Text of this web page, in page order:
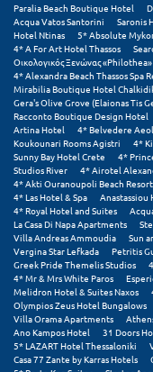
Σίκινος
Σίφνος
Σκαφιδιά Ηλείας
Σκιάθος
Σκόπελος
Σκύρος
Σούνιο
Σπάρτη
Σπέτσες
Σποράδες
Σύβοτα
Paralia Beach Boutique Hotel
Acqua Vatos Santorini
Saronis
Hotel Ntinas
5* Absolute
4* A For Art Hotel Thassos
Οικολογικός Ξενώνας «Philothea»
4* Alexandra Beach Thassos Spa
Mirabilia Boutique Hotel
Gera's Olive Grove (Elaionas Tis
Racconto Boutique Design Hotel
Artina Hotel
4* Belvedere
Koukounari Rooms Agistri
4*
Sunny Bay Hotel Crete
4*
Studios River
4* Airotel
4* Akti Ouranoupoli Beach Resort
4* Las Hotel & Spa
Anastassiou
4* Royal Hotel and Suites
La Casa Di Napa Apartments
Villa Andreas Ammoudia
Sun
Vergina Star Lefkada
Petritis
Greek Pride Themelis Studios
4* Mr & Mrs White Paros
Melidron Hotel & Suites Naxos
Olympios Zeus Hotel Bungalows
Villa Orama Apartments
Ano Kampos Hotel
31 Doors
5* LAZART Hotel Thessaloniki
Casa 77 Zante by Karras Hotels